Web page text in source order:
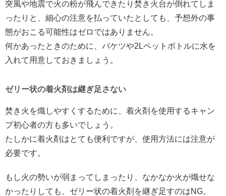
突風や地震で火の粉が飛んできたり焚き火台が倒れてしま
ったりと、細心の注意を払っていたとしても、予想外の事
態がおこる可能性はゼロではありません。
何かあったときのために、バケツや2Lペットボトルに水を
入れて用意しておきましょう。
ゼリー状の着火剤は継ぎ足さない
焚き火を熾しやすくするために、着火剤を使用するキャン
プ初心者の方も多いでしょう。
たしかに着火剤はとても便利ですが、使用方法には注意が
必要です。
もし火の勢いが弱まってしまったり、なかなか火が熾せな
かったりしても、ゼリー状の着火剤を継ぎ足すのはNG。